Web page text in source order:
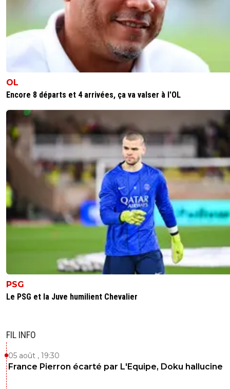
OL
Encore 8 départs et 4 arrivées, ça va valser à l'OL
PSG
Le PSG et la Juve humilient Chevalier
FIL INFO
05 août , 19:30
France Pierron écarté par L'Equipe, Doku hallucine